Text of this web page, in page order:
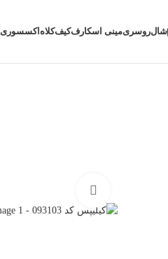
شالروسریمینی اسکارفکیفکلاه اکسسوری